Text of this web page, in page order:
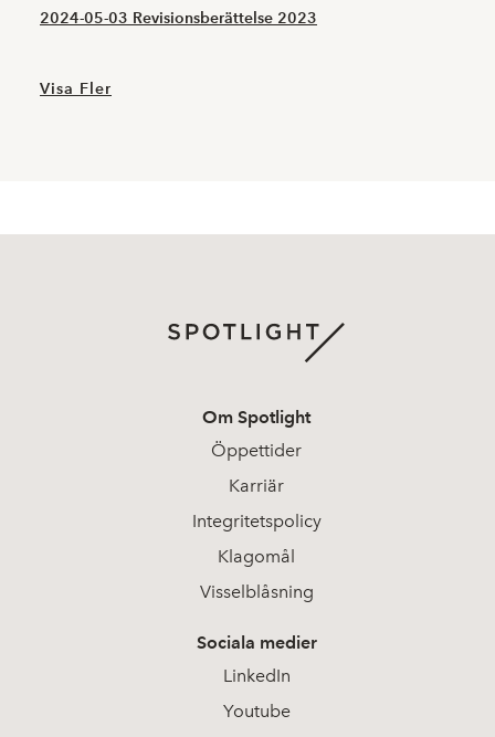
2024-05-03 Revisionsberättelse 2023
Visa Fler
Om Spotlight
Öppettider
Karriär
Integritetspolicy
Klagomål
Visselblåsning
Sociala medier
LinkedIn
Youtube